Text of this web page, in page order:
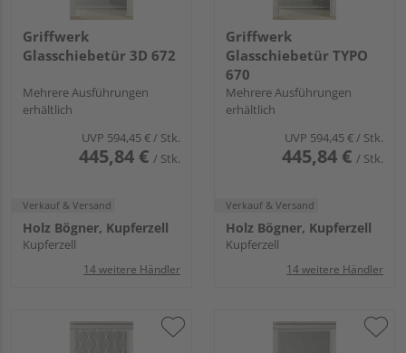
Griffwerk
Glasschiebetür 3D 672
Mehrere Ausführungen
erhältlich
UVP 594,45 €/ Stk.
445,84 € / Stk.
Verkauf & Versand
Holz Bögner, Kupferzell
Kupferzell
14 weitere Händler
Griffwerk
Glasschiebetür TYPO
670
Mehrere Ausführungen
erhältlich
UVP 594,45 €/ Stk.
445,84 € / Stk.
Verkauf & Versand
Holz Bögner, Kupferzell
Kupferzell
14 weitere Händler